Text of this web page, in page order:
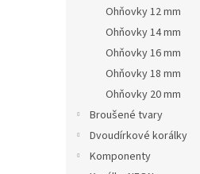
Ohňovky 12 mm
Ohňovky 14 mm
Ohňovky 16 mm
Ohňovky 18 mm
Ohňovky 20 mm
Broušené tvary
Dvoudírkové korálky
Komponenty